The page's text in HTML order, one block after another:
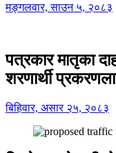
मङ्गलवार, साउन ५, २०८३
पत्रकार मातृका
शरणार्थी
बिहिवार, असार २५, २०८३